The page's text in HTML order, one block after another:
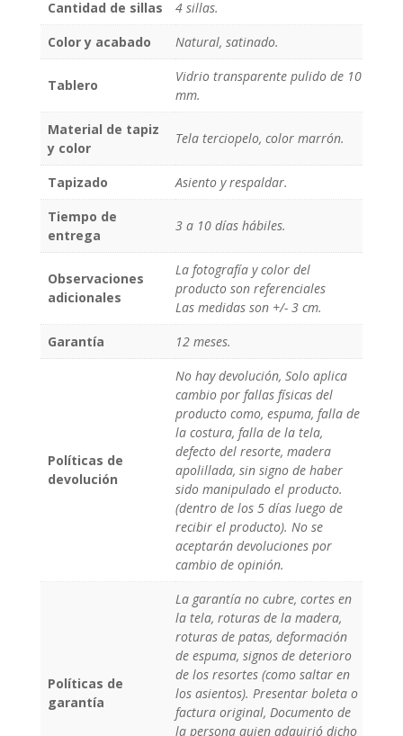
Cantidad de sillas
4 sillas.
Color y acabado
Natural, satinado.
Tablero
Vidrio transparente pulido de 10
mm.
Material de tapiz
y color
Tela terciopelo, color marrón.
Tapizado
Asiento y respaldar.
Tiempo de
entrega
3 a 10 días hábiles.
Observaciones
adicionales
La fotografía y color del
producto son referenciales
Las medidas son +/- 3 cm.
Garantía
12 meses.
Políticas de
devolución
No hay devolución, Solo aplica
cambio por fallas físicas del
producto como, espuma, falla de
la costura, falla de la tela,
defecto del resorte, madera
apolillada, sin signo de haber
sido manipulado el producto.
(dentro de los 5 días luego de
recibir el producto). No se
aceptarán devoluciones por
cambio de opinión.
Políticas de
garantía
La garantía no cubre, cortes en
la tela, roturas de la madera,
roturas de patas, deformación
de espuma, signos de deterioro
de los resortes (como saltar en
los asientos). Presentar boleta o
factura original, Documento de
la persona quien adquirió dicho